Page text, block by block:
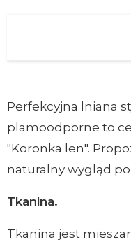
Perfekcyjna lniana
plamoodporne to
"Koronka len".
naturalny wygląd
Tkanina.
Tkanina jest